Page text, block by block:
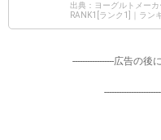
出典：ヨーグルトメー
RANK1[ランク1]｜ラン
-----------------広告の後